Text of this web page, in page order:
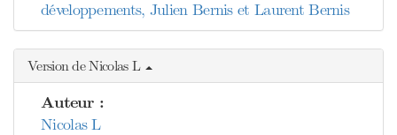
développements, Julien Bernis et Laurent Bernis
Version de Nicolas L
Auteur :
Nicolas L